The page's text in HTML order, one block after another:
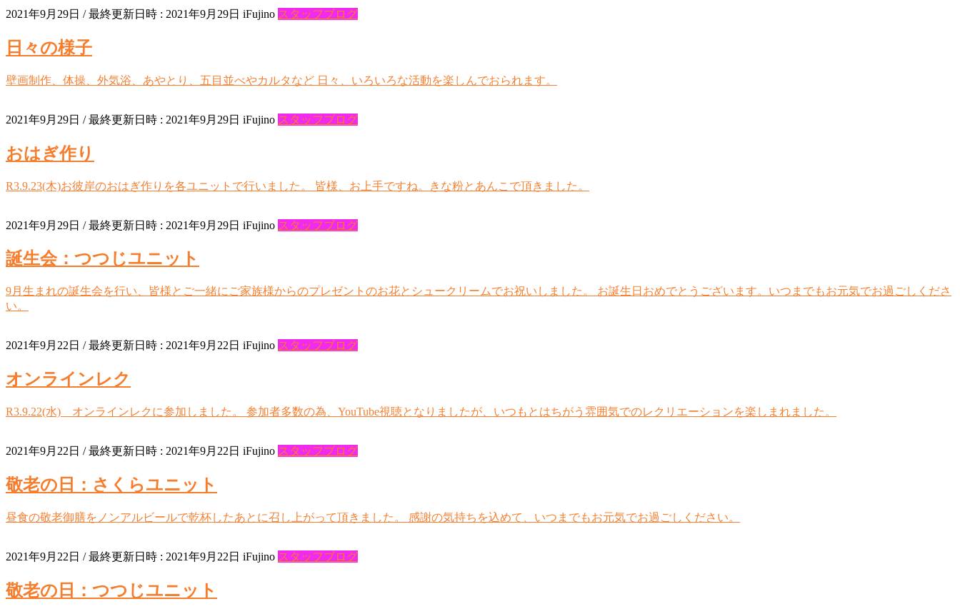
2021年9月29日 / 最終更新日時 : 2021年9月29日 iFujino スタッフブログ
日々の様子
壁画制作、体操、外気浴、あやとり、五目並べやカルタなど 日々、いろいろな活動を楽しんでおられます。
2021年9月29日 / 最終更新日時 : 2021年9月29日 iFujino スタッフブログ
おはぎ作り
R3.9.23(木)お彼岸のおはぎ作りを各ユニットで行いました。 皆様、お上手ですね。きな粉とあんこで頂きました。
2021年9月29日 / 最終更新日時 : 2021年9月29日 iFujino スタッフブログ
誕生会：つつじユニット
9月生まれの誕生会を行い、皆様とご一緒にご家族様からのプレゼントのお花とシュークリームでお祝いしました。 お誕生日おめでとうございます。いつまでもお元気でお過ごしくださ
い。
2021年9月22日 / 最終更新日時 : 2021年9月22日 iFujino スタッフブログ
オンラインレク
R3.9.22(水) オンラインレクに参加しました。 参加者多数の為、YouTube視聴となりましたが、いつもとはちがう雰囲気でのレクリエーションを楽しまれました。
2021年9月22日 / 最終更新日時 : 2021年9月22日 iFujino スタッフブログ
敬老の日：さくらユニット
昼食の敬老御膳をノンアルビールで乾杯したあとに召し上がって頂きました。 感謝の気持ちを込めて、いつまでもお元気でお過ごしください。
2021年9月22日 / 最終更新日時 : 2021年9月22日 iFujino スタッフブログ
敬老の日：つつじユニット